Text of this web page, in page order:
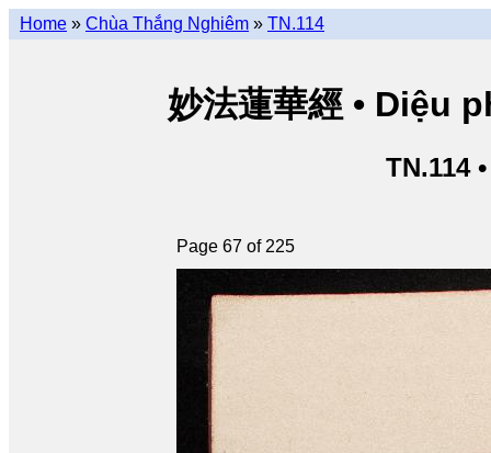
Home » Chùa Thắng Nghiêm » TN.114
妙法蓮華經 • Diệu
TN.114
Page 67 of 225